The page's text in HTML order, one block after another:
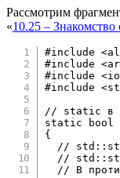
Рассмотрим
«10.25 –
#include
#include
#include
#include
// static в
static
bool
{
//
//
// В